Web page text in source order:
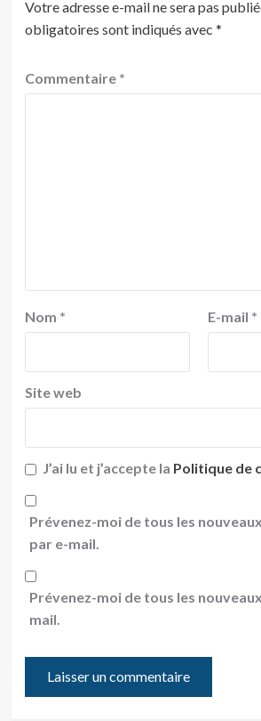
Votre adresse e-mail ne sera pas
obligatoires sont indiqués avec *
Commentaire *
Nom * E-mail *
Site web
J’ai lu et j’accepte la Politique de
Prévenez-moi de tous les
par e-mail.
Prévenez-moi de tous les
mail.